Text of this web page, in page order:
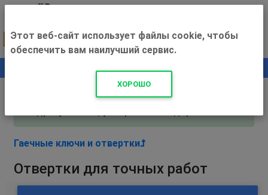
+500 ₽
Внимание! С 3 августа магазин работает по
Гаечные ключи и отвертки
Отвертки для точных работ
Этот веб-сайт использует файлы cookie, чтобы
обеспечить вам наилучший сервис.
ХОРОШО